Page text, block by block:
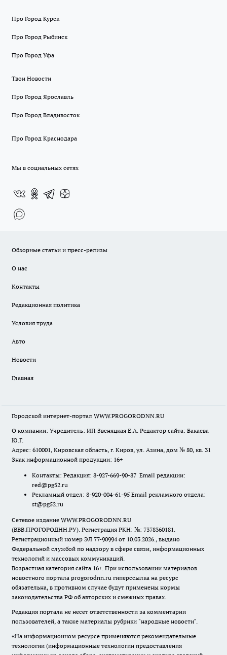
Про Город Курск
Про Город Рыбинск
Про Город Уфа
Твои Новости
Про Город Ярославль
Про Город Владивосток
Про Город Краснодара
Мы в социальных сетях
Обзорные статьи и пресс-релизы
О нас
Контакты
Редакционная политика
Условия труда
Авто
Новости
Главная
Городской интернет-портал WWW.PROGORODNN.RU
О компании: Учредитель: ИП Звеняцкая Е.А. Редактор сайта: Бакаева
Ю.Г.
Адрес: 610001, Кировская область, г. Киров, ул. Азина, дом № 80, кв. 31
Знак информационной продукции: 16+
Контакты: Редакция: 8-927-669-90-87 Email редакции:
red@pg52.ru
Рекламный отдел: 8-920-004-61-95 Email рекламного отдела:
st@pg52.ru
Сетевое издание WWW.PROGORODNN.RU
(ВВВ.ПРОГОРОДНН.РУ). Регистрация РКН: №: 7378360181.
Регистрационный номер ЭЛ 77-90994 от 10.03.2026., выдано
Федеральной службой по надзору в сфере связи, информационных
технологий и массовых коммуникаций.
Возрастная категория сайта 16+. При использовании материалов
новостного портала progorodnn.ru гиперссылка на ресурс
обязательна, в противном случае будут применены нормы
законодательства РФ об авторских и смежных правах.
Редакция портала не несет ответственности за комментарии
пользователей, а также материалы рубрики "народные новости".
«На информационном ресурсе применяются рекомендательные
технологии (информационные технологии предоставления